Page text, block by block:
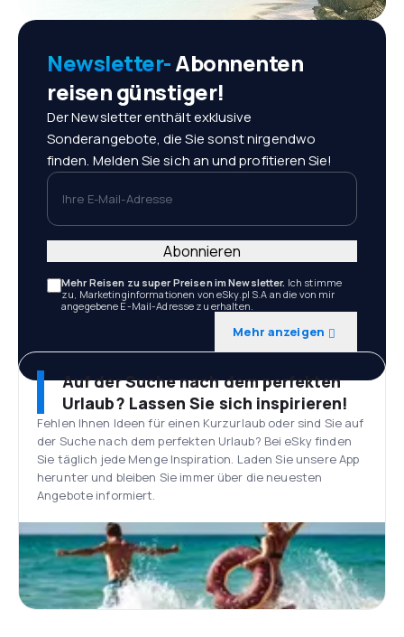
Newsletter-Abonnenten
reisen günstiger!
Der Newsletter enthält exklusive
Sonderangebote, die Sie sonst nirgendwo
finden. Melden Sie sich an und profitieren Sie!
Ihre E-Mail-Adresse
Mehr Reisen zu super Preisen im Newsletter. Ich stimme
zu, Marketinginformationen von eSky.pl S.A an die von mir
angegebene E-Mail-Adresse zu erhalten.
Mehr anzeigen
Abonnieren
Auf der Suche nach dem perfekten
Urlaub? Lassen Sie sich inspirieren!
Fehlen Ihnen Ideen für einen Kurzurlaub oder sind Sie auf
der Suche nach dem perfekten Urlaub? Bei eSky finden
Sie täglich jede Menge Inspiration. Laden Sie unsere App
herunter und bleiben Sie immer über die neuesten
Angebote informiert.